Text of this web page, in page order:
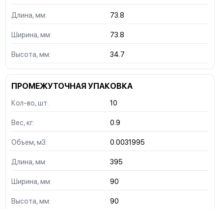
Длина, мм: 73.8
Ширина, мм: 73.8
Высота, мм: 34.7
ПРОМЕЖУТОЧНАЯ УПАКОВКА
Кол-во, шт: 10
Вес, кг: 0.9
Объем, м3: 0.0031995
Длина, мм: 395
Ширина, мм: 90
Высота, мм: 90